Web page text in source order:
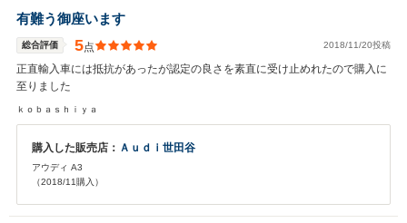
有難う御座います
総合評価 5点 2018/11/20投稿
正直輸入車には抵抗があったが認定の良さを素直に受け止めれたので購入に
至りました
ｋｏｂａｓｈｉｙａ
購入した販売店： Ａｕｄｉ世田谷
アウディ A3
（2018/11購入）